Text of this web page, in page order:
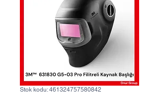
Stok kodu: 461324757580842